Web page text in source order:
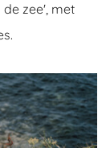
zee', met